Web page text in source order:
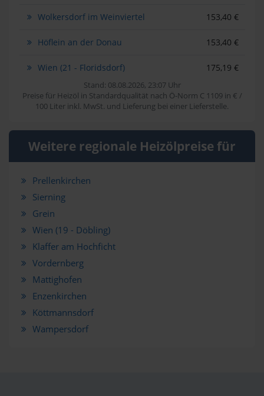
Wolkersdorf im Weinviertel 153,40 €
Höflein an der Donau 153,40 €
Wien (21 - Floridsdorf) 175,19 €
Stand: 08.08.2026, 23:07 Uhr
Preise für Heizöl in Standardqualität nach Ö-Norm C 1109 in € /
100 Liter inkl. MwSt. und Lieferung bei einer Lieferstelle.
Weitere regionale Heizölpreise für
Prellenkirchen
Sierning
Grein
Wien (19 - Döbling)
Klaffer am Hochficht
Vordernberg
Mattighofen
Enzenkirchen
Köttmannsdorf
Wampersdorf